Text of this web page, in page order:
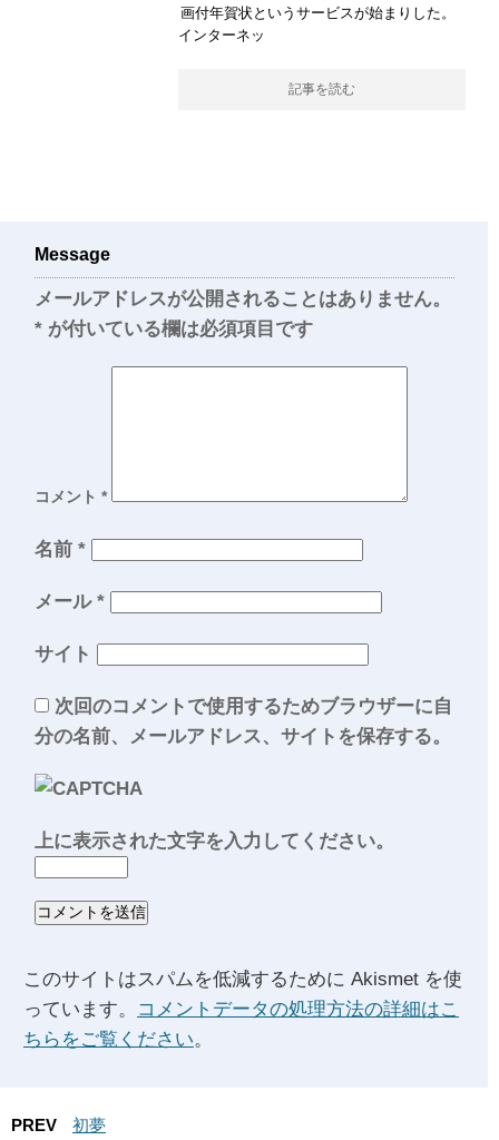
画付年賀状というサービスが始まりした。
インターネッ
記事を読む
Message
メールアドレスが公開されることはありません。
* が付いている欄は必須項目です
コメント *
名前 *
メール *
サイト
次回のコメントで使用するためブラウザーに自
分の名前、メールアドレス、サイトを保存する。
上に表示された文字を入力してください。
このサイトはスパムを低減するために Akismet を使
っています。
コメントデータの処理方法の詳細はこ
ちらをご覧ください。
PREV
初夢